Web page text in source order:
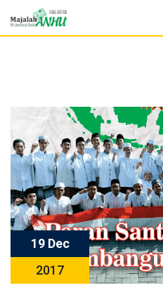
19 Dec
2017